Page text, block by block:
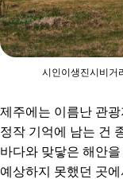
시인이생진시비거
제주에는 이름난 관
정작 기억에 남는 건
바다와 맞닿은 해안
예상하지 못했던 곳